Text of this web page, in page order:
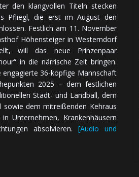
den klang­vol­len Titeln stecken
Pfliegl, die erst im Au­gust den
Fest­lich am 11. No­vem­ber
Höhensteiger in Westerndorf
will das neue Prin­zen­paar
in die när­ri­sche Zeit brin­gen.
en­ga­gier­te 36-köp­fi­ge Mann­schaft
2025 – dem fest­li­chen
Stadt- und Landball, dem
sowie dem mit­rei­ßen­den Kehraus
Un­ter­neh­men, Kran­ken­häu­sern
ab­sol­vie­ren. [Audio und